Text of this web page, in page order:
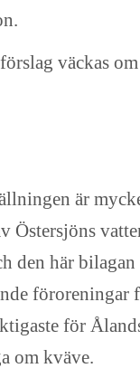
väckas
är
Östersjöns
den här
för
om kväve.